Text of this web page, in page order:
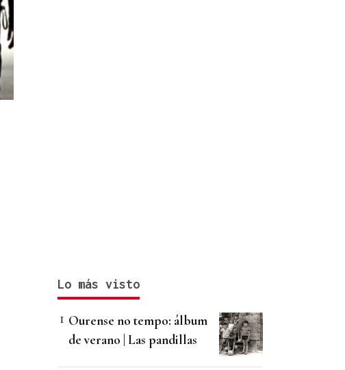
Lo más visto
Ourense no tempo: álbum
de verano | Las pandillas